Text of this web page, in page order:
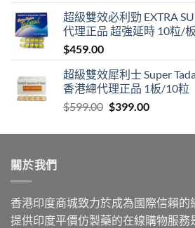
超級雙效必利勁 EXTRA
代理正品 超強延時 10粒/板
$459.00
超級雙效犀利士 Super
香港總代理正品 1板/10粒
$599.00 Original
was:
$399.00Current
is:
關於我們
香港印度商城致力於成為國際信賴的
提供印度平價仿製藥的在線購物服務